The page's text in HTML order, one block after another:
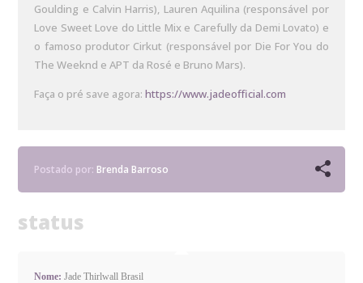
Goulding e Calvin Harris), Lauren Aquilina (responsável por
Love Sweet Love do Little Mix e Carefully da Demi Lovato) e
o famoso produtor Cirkut (responsável por Die For You do
The Weeknd e APT da Rosé e Bruno Mars).
Faça o pré save agora:https://www.jadeofficial.com
Postado por:Brenda Barroso
status
Nome:Jade Thirlwall Brasil